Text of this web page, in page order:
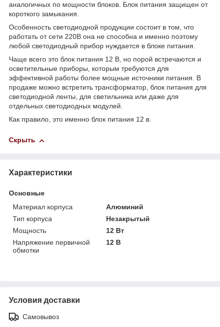
аналогичных по мощности блоков. Блок питания защищен от
короткого замыкания.
Особенность светодиодной продукции состоит в том, что
работать от сети 220В она не способна и именно поэтому
любой светодиодный прибор нуждается в блоке питания.
Чаще всего это блок питания 12 В, но порой встречаются и
осветительные приборы, которым требуются для
эффективной работы более мощные источники питания. В
продаже можно встретить трансформатор, блок питания для
светодиодной ленты, для светильника или даже для
отдельных светодиодных модулей.
Как правило, это именно блок питания 12 в.
Скрыть
Характеристики
Основные
Материал корпуса
Алюминий
Тип корпуса
Незакрытый
Мощность
12 Вт
Напряжение первичной
обмотки
12 В
Условия доставки
Самовывоз